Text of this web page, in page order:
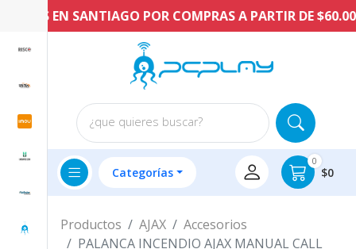
EN SANTIAGO POR COMPRAS A PARTIR DE $60.000
¿que quieres buscar?
Categorías
0
$0
Productos AJAX
Accesorios
PALANCA INCENDIO AJAX MANUAL CALL